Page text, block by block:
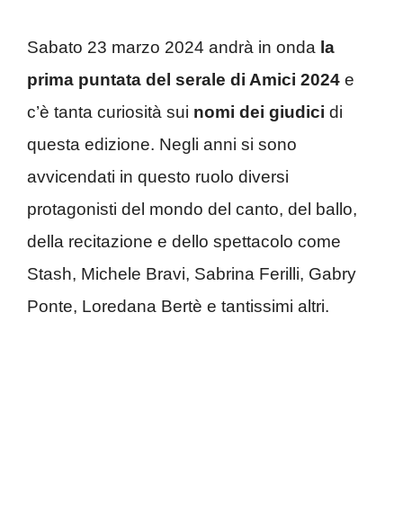
Sabato 23 marzo 2024 andrà in onda la
prima puntata del serale di Amici 2024 e
c’è tanta curiosità sui nomi dei giudici di
questa edizione. Negli anni si sono
avvicendati in questo ruolo diversi
protagonisti del mondo del canto, del ballo,
della recitazione e dello spettacolo come
Stash, Michele Bravi, Sabrina Ferilli, Gabry
Ponte, Loredana Bertè e tantissimi altri.